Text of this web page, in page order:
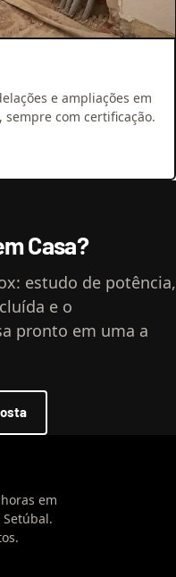
e ampliações em
com certificação.
Casa?
estudo de potência,
e o
pronto em uma a
em